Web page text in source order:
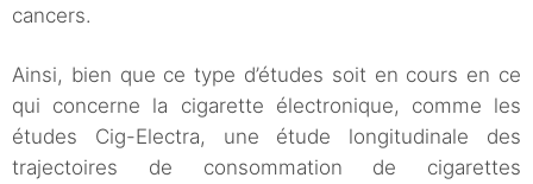
cancers.
Ainsi, bien que ce type d’études soit en cours en ce
qui concerne la cigarette électronique, comme les
études Cig-Electra, une étude longitudinale des
trajectoires de consommation de cigarettes